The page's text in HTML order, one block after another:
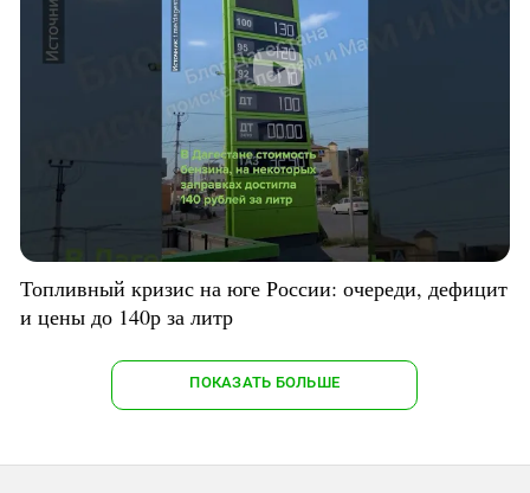
Топливный кризис на юге России: очереди, дефицит
и цены до 140р за литр
ПОКАЗАТЬ БОЛЬШЕ